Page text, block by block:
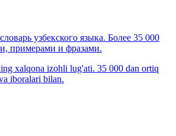
узбекского языка. Более 35 000
примерами и фразами.
xalqona izohli lug'ati. 35 000 dan ortiq
iboralari bilan.